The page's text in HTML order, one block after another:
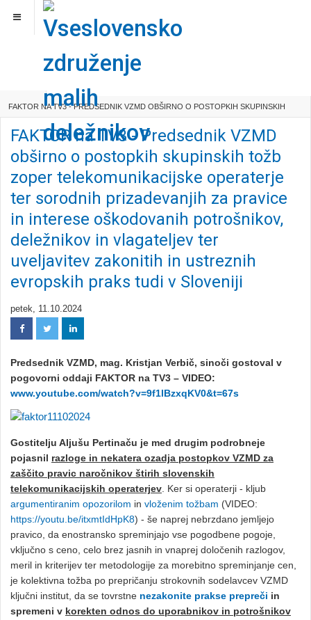
FAKTOR NA TV3 - PREDSEDNIK VZMD OBŠIRNO O POSTOPKIH SKUPINSKIH
TOŽB ZOPER TELEKOMUNIKACIJSKE OPERAT...
FAKTOR na TV3 - Predsednik VZMD
obširno o postopkih skupinskih tožb
zoper telekomunikacijske operaterje
ter sorodnih prizadevanjih za pravice
in interese oškodovanih potrošnikov,
deležnikov in vlagateljev ter
uveljavitev zakonitih in ustreznih
evropskih praks tudi v Sloveniji
petek, 11.10.2024
Predsednik VZMD, mag. Kristjan Verbič, sinoči gostoval v
pogovorni oddaji FAKTOR na TV3 – VIDEO:
www.youtube.com/watch?v=9f1lBzxqKV0&t=67s
Gostitelju Aljušu Pertinaču je med drugim podrobneje
pojasnil razloge in nekatera ozadja postopkov VZMD za
zaščito pravic naročnikov štirih slovenskih
telekomunikacijskih operaterjev . Ker si operaterji - kljub
argumentiranim opozorilom in vloženim tožbam (VIDEO:
https://youtu.be/itxmtIdHpK8) - še naprej nebrzdano jemljejo
pravico, da enostransko spreminjajo vse pogodbene pogoje,
vključno s ceno, celo brez jasnih in vnaprej določenih razlogov,
meril in kriterijev ter metodologije za morebitno spreminjanje cen,
je kolektivna tožba po prepričanju strokovnih sodelavcev VZMD
ključni institut, da se tovrstne nezakonite prakse prepreči in
spremeni v korekten odnos do uporabnikov in potrošnikov